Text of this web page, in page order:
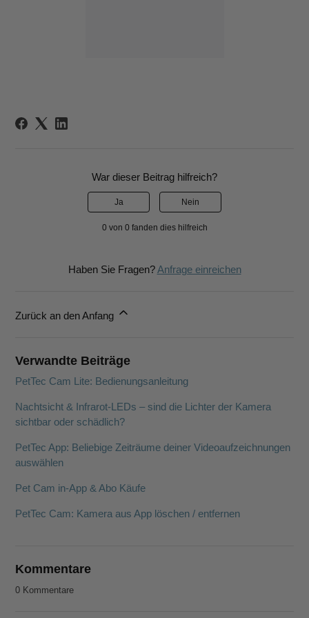
War dieser Beitrag hilfreich?
Ja Nein
0 von 0 fanden dies hilfreich
Haben Sie Fragen?Anfrage einreichen
Zurück an den Anfang
Verwandte Beiträge
PetTec Cam Lite: Bedienungsanleitung
Nachtsicht & Infrarot-LEDs – sind die Lichter der Kamera
sichtbar oder schädlich?
PetTec App: Beliebige Zeiträume deiner Videoaufzeichnungen
auswählen
Pet Cam in-App & Abo Käufe
PetTec Cam: Kamera aus App löschen / entfernen
Kommentare
0 Kommentare